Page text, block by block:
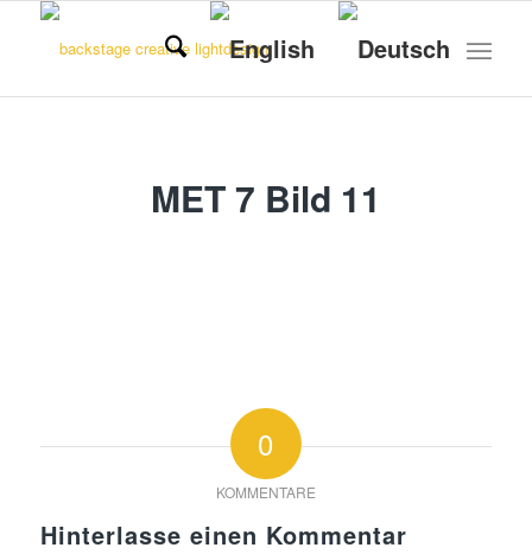
MET 7 Bild 11
0
KOMMENTARE
Hinterlasse einen Kommentar